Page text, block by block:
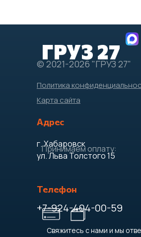
© 2021-2026 "ГРУЗ 27"
Карта сайта
Политика
Адрес
г. Хабаровск
ул. Льва Толстого 15
Принимаем оплату:
Телефон
+7-924-404-00-59
Свяжитесь с нами и мы
ГРУЗ 27